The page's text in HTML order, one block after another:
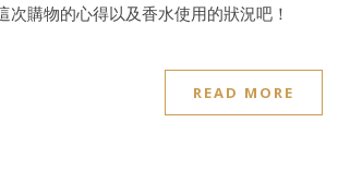
次購物的心得以及香水使用的狀況吧！
READ MORE